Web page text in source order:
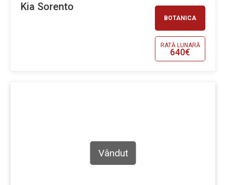
BOTANICA
RATĂ LUNARĂ
640€
Kia Sorento
Vândut